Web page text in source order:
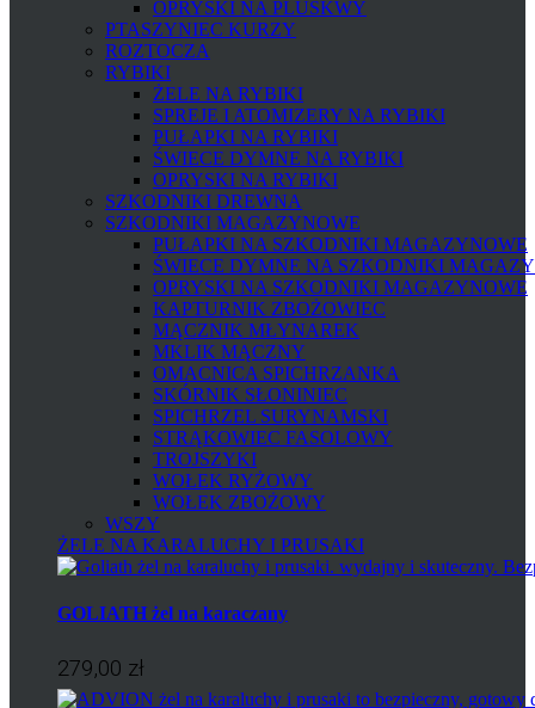
OPRYSKI NA PLUSKWY
PTASZYNIEC KURZY
ROZTOCZA
RYBIKI
ŻELE NA RYBIKI
SPREJE I ATOMIZERY NA RYBIKI
PUŁAPKI NA RYBIKI
ŚWIECE DYMNE NA RYBIKI
OPRYSKI NA RYBIKI
SZKODNIKI DREWNA
SZKODNIKI MAGAZYNOWE
PUŁAPKI NA SZKODNIKI MAGAZYNOWE
ŚWIECE DYMNE NA SZKODNIKI
OPRYSKI NA SZKODNIKI MAGAZYNOWE
KAPTURNIK ZBOŻOWIEC
MĄCZNIK MŁYNAREK
MKLIK MĄCZNY
OMACNICA SPICHRZANKA
SKÓRNIK SŁONINIEC
SPICHRZEL SURYNAMSKI
STRĄKOWIEC FASOLOWY
TROJSZYKI
WOŁEK RYŻOWY
WOŁEK ZBOŻOWY
WSZY
ŻELE NA KARALUCHY I PRUSAKI
GOLIATH żel na karaczany
279,00 zł